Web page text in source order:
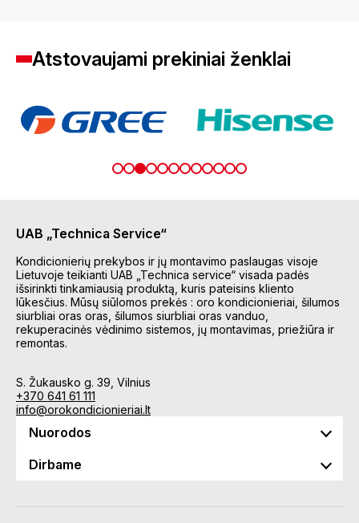
Atstovaujami prekiniai ženklai
UAB „Technica Service“
Kondicionierių prekybos ir jų montavimo paslaugas visoje
Lietuvoje teikianti UAB „Technica service“ visada padės
išsirinkti tinkamiausią produktą, kuris pateisins kliento
lūkesčius. Mūsų siūlomos prekės : oro kondicionieriai, šilumos
siurbliai oras oras, šilumos siurbliai oras vanduo,
rekuperacinės vėdinimo sistemos, jų montavimas, priežiūra ir
remontas.
S. Žukausko g. 39, Vilnius
+370 641 61 111
info@orokondicionieriai.lt
Nuorodos
Dirbame